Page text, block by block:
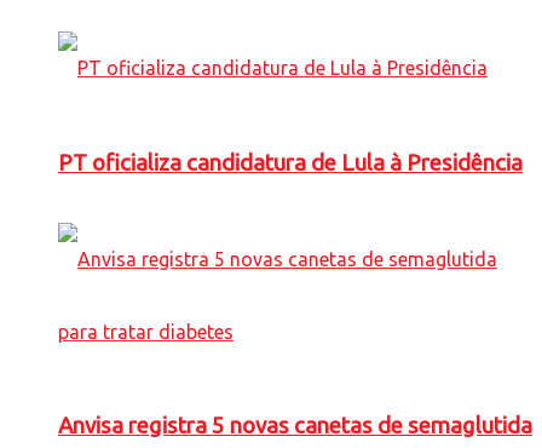
PT oficializa candidatura de Lula à Presidência
Anvisa registra 5 novas canetas de semaglutida